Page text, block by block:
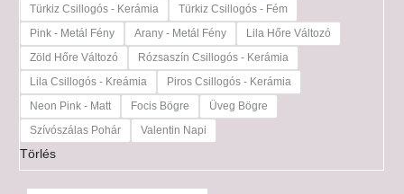
Türkiz Csillogós - Kerámia
Türkiz Csillogós - Fém
Pink - Metál Fény
Arany - Metál Fény
Lila Hőre Változó
Zöld Hőre Változó
Rózsaszín Csillogós - Kerámia
Lila Csillogós - Kreámia
Piros Csillogós - Kerámia
Neon Pink - Matt
Focis Bögre
Üveg Bögre
Szívószálas Pohár
Valentin Napi
Törlés